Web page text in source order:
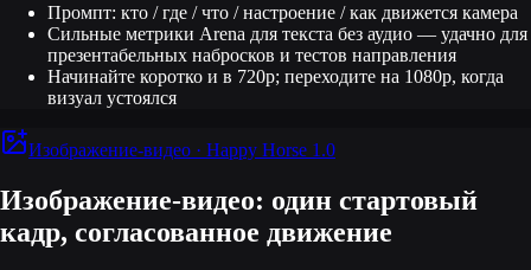
Промпт: кто / где / что / настроение / как движется камера
Сильные метрики Arena для текста без аудио — удачно для
презентабельных набросков и тестов направления
Начинайте коротко и в 720p; переходите на 1080p, когда
визуал устоялся
Изображение-видео · Happy Horse 1.0
Изображение-видео: один стартовый
кадр, согласованное движение